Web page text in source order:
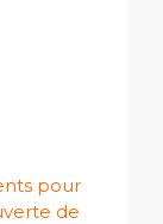
pour
de